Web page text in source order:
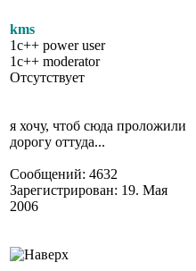
kms
1c++ power user
1c++ moderator
Отсутствует
я хочу, чтоб сюда проложили
дорогу оттуда...
Сообщений: 4632
Зарегистрирован: 19. Мая
2006